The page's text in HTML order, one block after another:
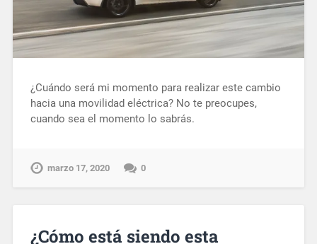
¿Cuándo será mi momento para realizar este cambio
hacia una movilidad eléctrica? No te preocupes,
cuando sea el momento lo sabrás.
marzo 17, 2020 0
¿Cómo está siendo esta